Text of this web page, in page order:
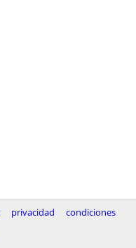
privacidad
condiciones